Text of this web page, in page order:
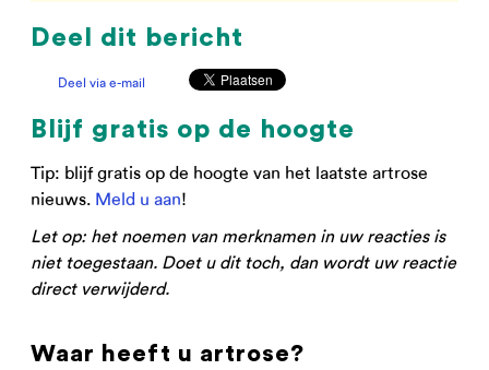
Deel dit bericht
Deel via e-mail
Blijf gratis op de hoogte
Tip: blijf gratis op de hoogte van het laatste artrose
nieuws. Meld u aan!
Let op: het noemen van merknamen in uw reacties is
niet toegestaan. Doet u dit toch, dan wordt uw reactie
direct verwijderd.
Waar heeft u artrose?